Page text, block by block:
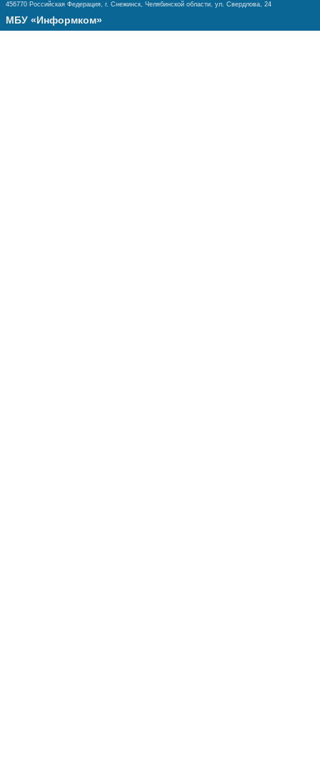
456770 Российская Федерация, г. Снежинск, Челябинской области, ул. Свердлова, 24
МБУ «Информком»